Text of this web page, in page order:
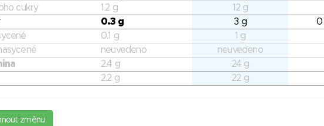
cukry
1.2 g
12 g
0.3 g 3 g
0
0.1 g
1 g
neuvedeno
neuvedeno
2.4 g
24 g
2.2 g 22 g
změnu